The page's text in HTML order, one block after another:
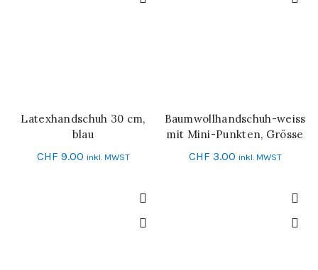
SCHNELL-EINKAUF
Latexhandschuh 30 cm,
blau
CHF 9.00 inkl. MWST
IN DEN WARENKORB
Baumwollhandschuh-weiss
mit Mini-Punkten, Grösse
10
CHF 3.00 inkl. MWST